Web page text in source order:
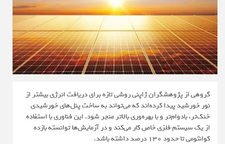
گروهی از پژوهشگران ژاپنی روشی تازه برای دریافت انرژی بیشتر از
نور خورشید پیدا کرده‌اند که می‌تواند به ساخت پنل‌های خورشیدی
خنک‌تر، بادوام‌تر و با بهره‌وری بالاتر منجر شود. این فناوری با استفاده
از یک سیستم فلزی خاص کار می‌کند و در آزمایش‌ها توانسته بازده
کوانتومی تا حدود ۱۳۰ درصد داشته باشد.